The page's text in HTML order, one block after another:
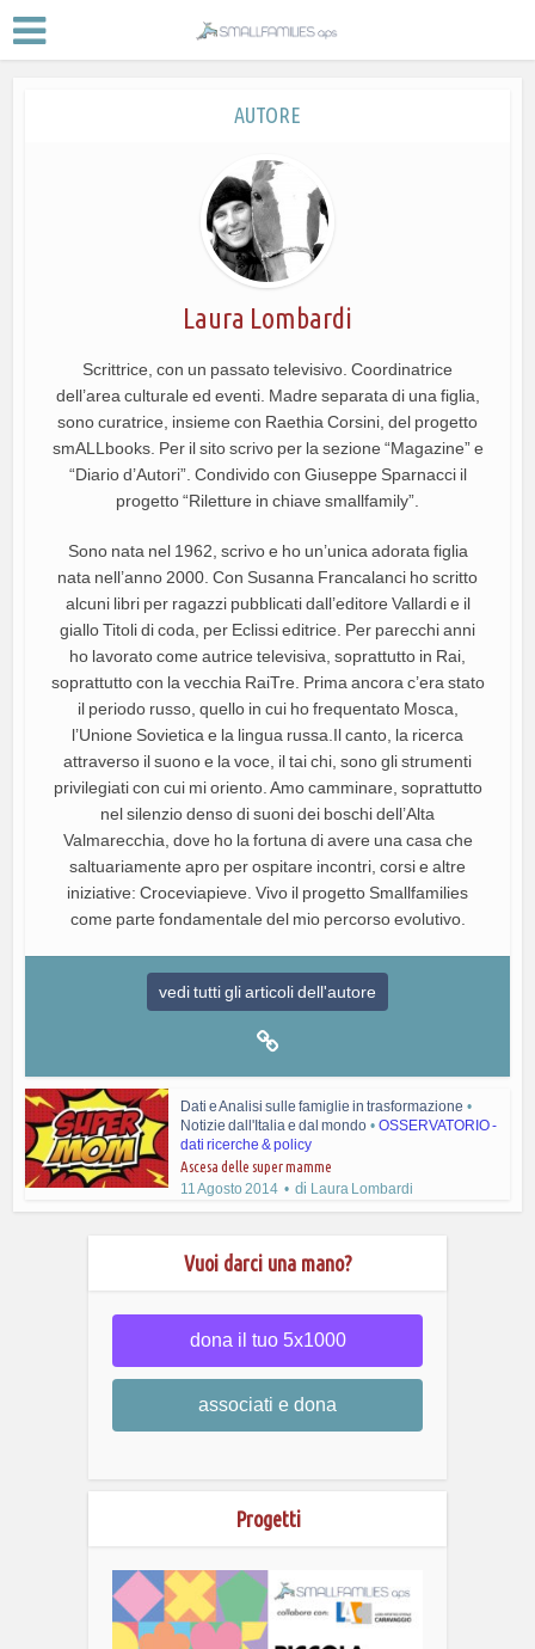
AUTORE
Laura Lombardi
Scrittrice, con un passato televisivo. Coordinatrice
dell’area culturale ed eventi. Madre separata di una figlia,
sono curatrice, insieme con Raethia Corsini, del progetto
smALLbooks. Per il sito scrivo per la sezione “Magazine” e
“Diario d’Autori”. Condivido con Giuseppe Sparnacci il
progetto “Riletture in chiave smallfamily”.
Sono nata nel 1962, scrivo e ho un’unica adorata figlia
nata nell’anno 2000. Con Susanna Francalanci ho scritto
alcuni libri per ragazzi pubblicati dall’editore Vallardi e il
giallo Titoli di coda, per Eclissi editrice. Per parecchi anni
ho lavorato come autrice televisiva, soprattutto in Rai,
soprattutto con la vecchia RaiTre. Prima ancora c’era stato
il periodo russo, quello in cui ho frequentato Mosca,
l’Unione Sovietica e la lingua russa.Il canto, la ricerca
attraverso il suono e la voce, il tai chi, sono gli strumenti
privilegiati con cui mi oriento. Amo camminare, soprattutto
nel silenzio denso di suoni dei boschi dell’Alta
Valmarecchia, dove ho la fortuna di avere una casa che
saltuariamente apro per ospitare incontri, corsi e altre
iniziative: Croceviapieve. Vivo il progetto Smallfamilies
come parte fondamentale del mio percorso evolutivo.
vedi tutti gli articoli dell'autore
Dati e Analisi sulle famiglie in trasformazione •
Notizie dall'Italia e dal mondo • OSSERVATORIO -
dati ricerche & policy
Ascesa delle super mamme
11 Agosto 2014
di Laura Lombardi
Vuoi darci una mano?
dona il tuo 5x1000
associati e dona
Progetti